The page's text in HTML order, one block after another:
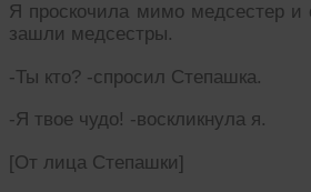
Я проскочила мимо медсестер
зашли медсестры.
-Ты кто? -спросил Степашка.
-Я твое чудо! -воскликнула я.
[От лица Степашки]